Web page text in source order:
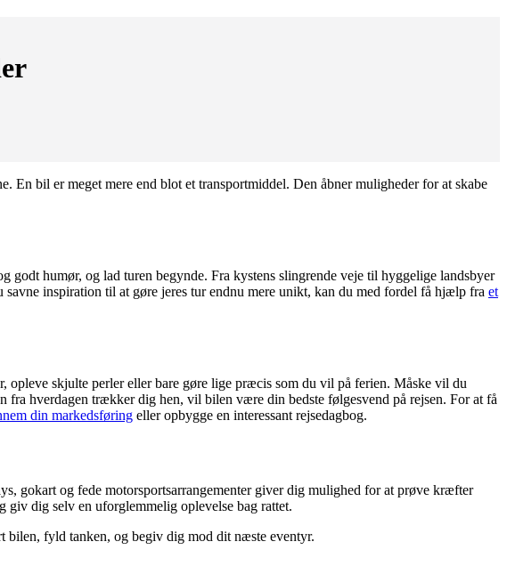
En bil er meget mere end blot et transportmiddel. Den åbner muligheder for at skabe
godt humør, og lad turen begynde. Fra kystens slingrende veje til hyggelige landsbyer
inspiration til at gøre jeres tur endnu mere unikt, kan du med fordel få hjælp fra et
skjulte perler eller bare gøre lige præcis som du vil på ferien. Måske vil du
hverdagen trækker dig hen, vil bilen være din bedste følgesvend på rejsen. For at få
din markedsføring eller opbygge en interessant rejsedagbog.
gokart og fede motorsportsarrangementer giver dig mulighed for at prøve kræfter
dig selv en uforglemmelig oplevelse bag rattet.
bilen, fyld tanken, og begiv dig mod dit næste eventyr.